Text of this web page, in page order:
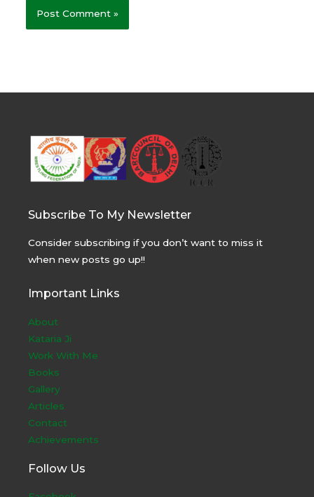
Subscribe To My Newsletter
Consider subscribing if you don’t want to miss it
when new posts go up!!
Important Links
About
Kataria Ji
Work With Me
Books
Gallery
Articles
Contact
Achievements
Follow Us